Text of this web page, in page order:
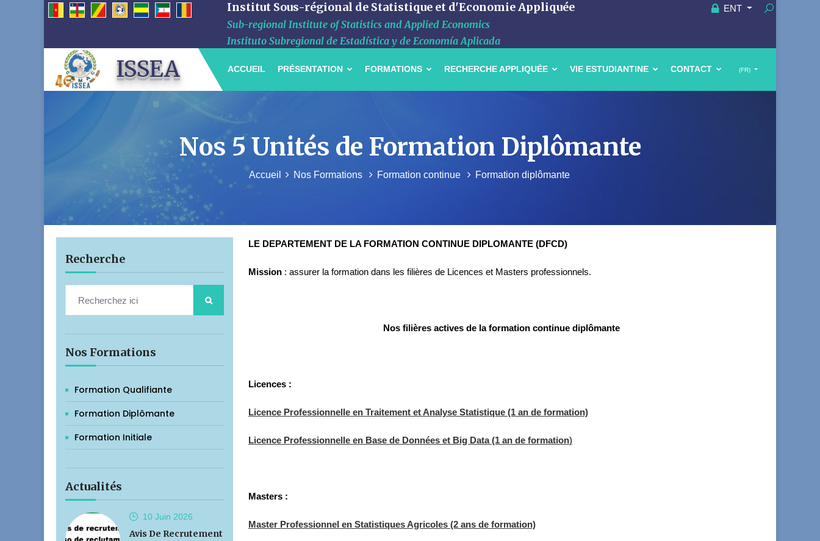
Institut Sous-régional de Statistique et d'Economie Appliquée
Sub-regional Institute of Statistics and Applied Economics
Instituto Subregional de Estadística y de Economía Aplicada
ENT
ISSEA (FR)
ACCUEIL PRÉSENTATION FORMATIONS RECHERCHE APPLIQUÉE VIE ESTUDIANTINE CONTACT
Nos 5 Unités de Formation Diplômante
Accueil Nos Formations Formation continue Formation diplômante
Recherche
Nos Formations
Formation Qualifiante
Formation Diplômante
Formation Initiale
Actualités
10 Juin 2026
Avis De Recrutement
LE DEPARTEMENT DE LA FORMATION CONTINUE DIPLOMANTE (DFCD)
Mission : assurer la formation dans les filières de Licences et Masters professionnels.
Nos filières actives de la formation continue diplômante
Licences :
Licence Professionnelle en Traitement et Analyse Statistique (1 an de formation)
Licence Professionnelle en Base de Données et Big Data (1 an de formation)
Masters :
Master Professionnel en Statistiques Agricoles (2 ans de formation)